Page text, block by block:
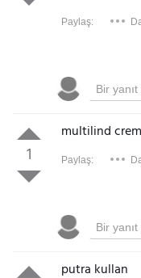
Paylaş:
1
multilind
Paylaş:
putra kullan